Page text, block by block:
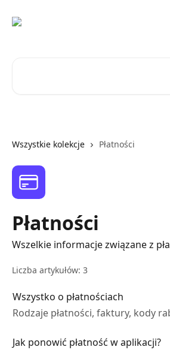
Wszystkie kolekcje Płatności
Płatności
Wszelkie informacje związane z
Liczba artykułów: 3
Wszystko o płatnościach
Rodzaje płatności, faktury, kody
Jak ponowić płatność w aplikacji?